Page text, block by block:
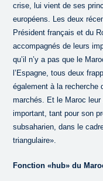
crise, lui vient de ses
européens. Les deux
Président français et du
accompagnés de leurs
qu’il n’y a pas que le
l’Espagne, tous deux
également à la recherche
marchés. Et le Maroc
important, tant pour son
subsaharien, dans le
triangulaire».
Fonction «hub» du